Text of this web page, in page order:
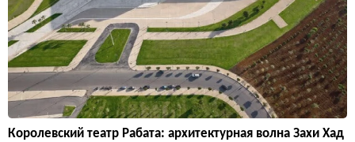
Королевский театр Рабата: архитектурная волна Захи Хад